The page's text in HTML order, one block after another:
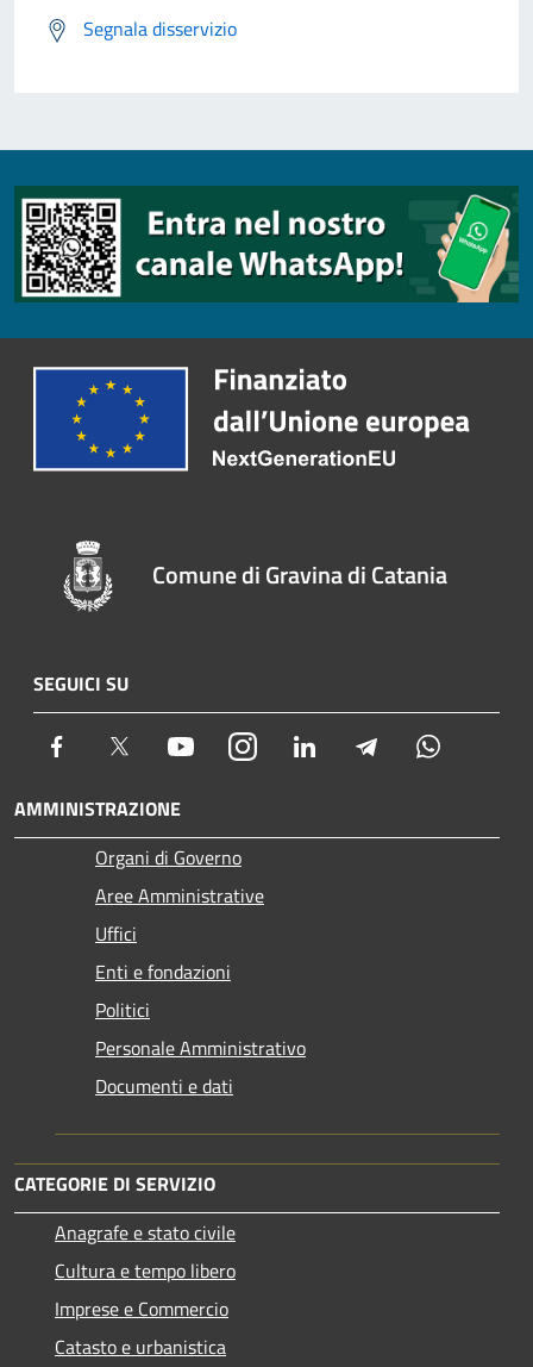
Segnala disservizio
Comune di Gravina di Catania
SEGUICI SU
Facebook Twitter YoutubeInstagram LinkedIn Telegram
AMMINISTRAZIONE
Organi di Governo
Aree Amministrative
Uffici
Enti e fondazioni
Politici
Personale Amministrativo
Documenti e dati
CATEGORIE DI SERVIZIO
Anagrafe e stato civile
Cultura e tempo libero
Imprese e Commercio
Catasto e urbanistica